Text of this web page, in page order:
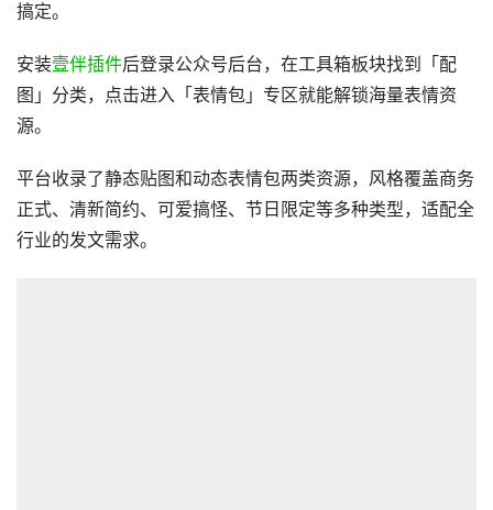
搞定。
安装壹伴插件后登录公众号后台，在工具箱板块找到「配
图」分类，点击进入「表情包」专区就能解锁海量表情资
源。
平台收录了静态贴图和动态表情包两类资源，风格覆盖商务
正式、清新简约、可爱搞怪、节日限定等多种类型，适配全
行业的发文需求。